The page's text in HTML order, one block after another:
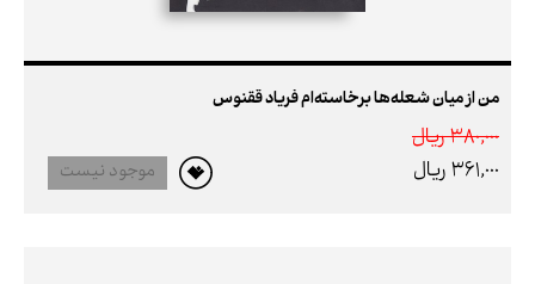
من از میان شعله‌ها برخاسته‌ام فریاد ققنوس
380,000 ريال
361,000 ريال
موجود نیست